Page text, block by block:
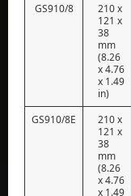
GS910/8
210 x
121 x
38
mm
(8.26
x 4.76
x 1.49
in)
GS910/8E
210 x
121 x
38
mm
(8.26
x 4.76
x 1.49